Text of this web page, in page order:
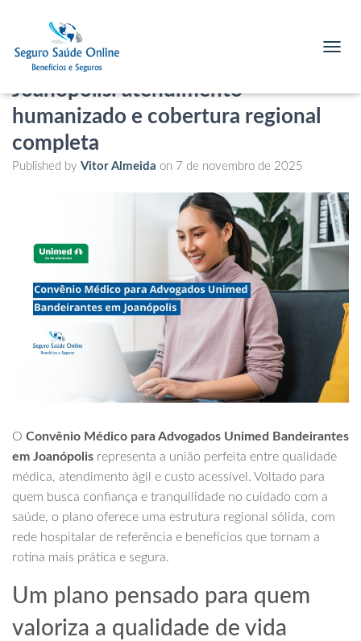
I
G
A
T
N
Convênio Médico para Advogados
Unimed Bandeirantes em
Joanópolis: atendimento
humanizado e cobertura regional
completa
Published by Vitor Almeida on 7 de novembro de 2025
O Convênio Médico para Advogados Unimed Bandeirantes
em Joanópolis representa a união perfeita entre qualidade
médica, atendimento ágil e custo acessível. Voltado para
quem busca confiança e tranquilidade no cuidado com a
saúde, o plano oferece uma estrutura regional sólida, com
rede hospitalar de referência e benefícios que tornam a
rotina mais prática e segura.
Um plano pensado para quem
valoriza a qualidade de vida